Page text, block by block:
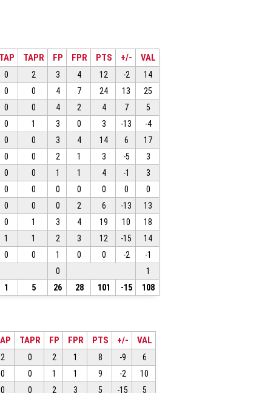
TAP TAPR FP FPR PTS +/- VAL
0 2 3 4 12 -2
14
0 0 4 7 24 13
25
0 0 4 2 4 7
5
0 1 3 0 3 -13
-4
0 0 3 4 14 6
17
0 0 2 1 3 -5
3
0 0 1 1 4 -1
3
0 0 0 0 0 0
0
0 0 0 2 6 -13
13
0 1 3 4 19 10
18
1 1 2 3 12 -15
14
0 0 1 0 0 -2
-1
0
1
1 5 26 28 101 -15 108
TAPR FP FPR PTS +/- VAL
2 0 2 1 8 -9
6
0 0 1 1 9 -2
10
0 0 2 3 5 -15
5